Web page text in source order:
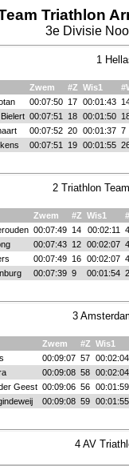
Triathlon
3e Divisie
1
Zwem #Z Wis1
00:07:50 17 00:01:43
00:07:51 18 00:01:50
00:07:52 20 00:01:37 7
00:07:51 19 00:01:55
2 Triathlon
Zwem #Z Wis1
00:07:49 14 00:02:11
00:07:43 12 00:02:07
00:07:49 16 00:02:07
00:07:39 9 00:01:54
3
Zwem #Z Wis1
00:09:07 57
00:02:04
00:09:08 58
00:02:04
Geest 00:09:06 56
00:01:59
00:09:08 59 00:01:55
4 AV